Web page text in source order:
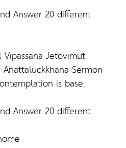
Answer 20 different
Vipassana Jetovimut
Sermon
is base.
Answer 20 different